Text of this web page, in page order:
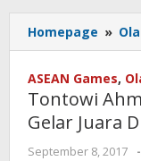
Homepage »
ASEAN Games,
Tontowi
Gelar Juara
September 8, 2017 -